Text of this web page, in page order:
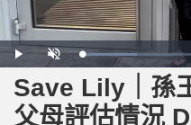
P
l
y
U
n
u
t
e
L
o
d
e
d
:
2
Save Lily｜孫
父母評估情況